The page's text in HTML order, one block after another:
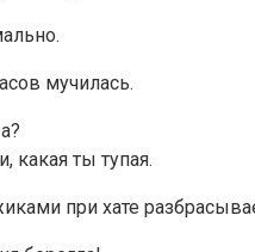
мучилась.
какая ты тупая.
при хате